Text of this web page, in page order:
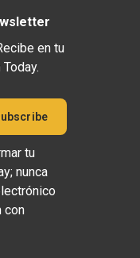
en tu
tu
nunca
con